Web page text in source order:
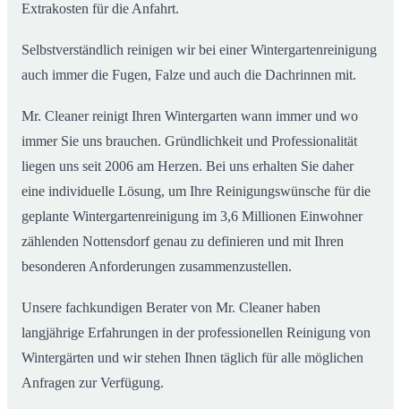
Extrakosten für die Anfahrt.
Selbstverständlich reinigen wir bei einer Wintergartenreinigung
auch immer die Fugen, Falze und auch die Dachrinnen mit.
Mr. Cleaner reinigt Ihren Wintergarten wann immer und wo
immer Sie uns brauchen. Gründlichkeit und Professionalität
liegen uns seit 2006 am Herzen. Bei uns erhalten Sie daher
eine individuelle Lösung, um Ihre Reinigungswünsche für die
geplante Wintergartenreinigung im 3,6 Millionen Einwohner
zählenden Nottensdorf genau zu definieren und mit Ihren
besonderen Anforderungen zusammenzustellen.
Unsere fachkundigen Berater von Mr. Cleaner haben
langjährige Erfahrungen in der professionellen Reinigung von
Wintergärten und wir stehen Ihnen täglich für alle möglichen
Anfragen zur Verfügung.